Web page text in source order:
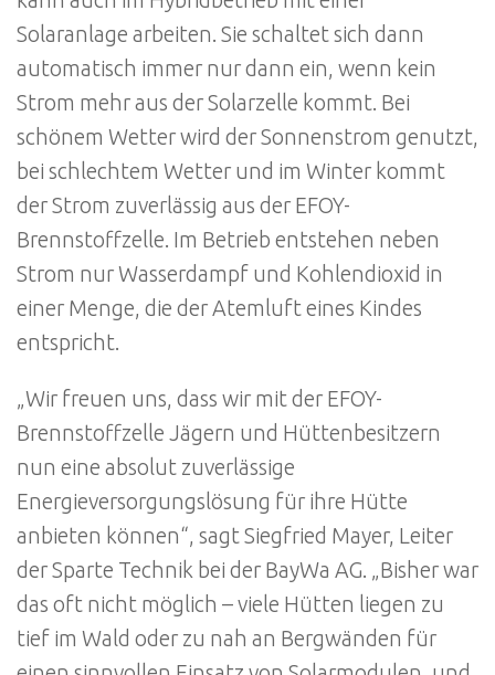
Solaranlage arbeiten. Sie schaltet sich dann
automatisch immer nur dann ein, wenn kein
Strom mehr aus der Solarzelle kommt. Bei
schönem Wetter wird der Sonnenstrom genutzt,
bei schlechtem Wetter und im Winter kommt
der Strom zuverlässig aus der EFOY-
Brennstoffzelle. Im Betrieb entstehen neben
Strom nur Wasserdampf und Kohlendioxid in
einer Menge, die der Atemluft eines Kindes
entspricht.
„Wir freuen uns, dass wir mit der EFOY-
Brennstoffzelle Jägern und Hüttenbesitzern
nun eine absolut zuverlässige
Energieversorgungslösung für ihre Hütte
anbieten können“, sagt Siegfried Mayer, Leiter
der Sparte Technik bei der BayWa AG. „Bisher war
das oft nicht möglich – viele Hütten liegen zu
tief im Wald oder zu nah an Bergwänden für